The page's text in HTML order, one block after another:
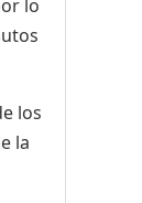
lo
los
la